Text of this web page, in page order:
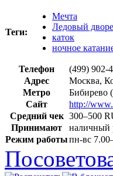
Теги:
Мечта
Ледовый
каток
ночное
Телефон
(499) 902-
Адрес
Москва,
Метро
Бибирево
Сайт
http://
Средний чек 300–500
Принимают
наличный
Режим работыпн-вс